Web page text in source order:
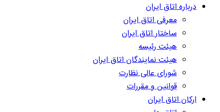
درباره اتاق ایران
معرفی اتاق ایران
ساختار اتاق ایران
هیئت رئیسه
هیئت نمایندگان اتاق ایران
شورای عالی نظارت
قوانین و مقررات
ارکان اتاق ایران